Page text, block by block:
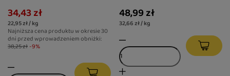
34,43 zł
22,95 zł / kg
Najniższa cena produktu w okresie 30
dni przed wprowadzeniem obniżki:
38,25 zł -9%
48,99 zł
32,66 zł / kg